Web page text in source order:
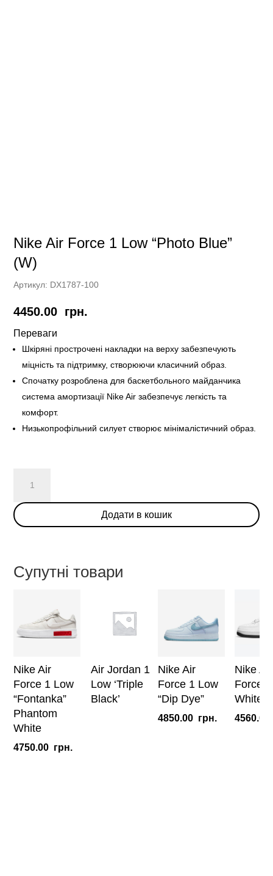
Nike Air Force 1 Low “Photo Blue”
(W)
Артикул: DX1787-100
4450.00 грн.
Переваги
Шкіряні прострочені накладки на верху забезпечують
міцність та підтримку, створюючи класичний образ.
Спочатку розроблена для баскетбольного майданчика
система амортизації Nike Air забезпечує легкість та
комфорт.
Низькопрофільний силует створює мінімалістичний образ.
Force
1
(W)
Додати в кошик
Супутні товари
Nike Air
Force 1 Low
“Fontanka”
Phantom
White
4750.00 грн.
Air Jordan 1
Low ‘Triple
Black’
Nike Air
Force 1 Low
“Dip Dye”
4850.00 грн.
Nike Air
Force
White
4560.00